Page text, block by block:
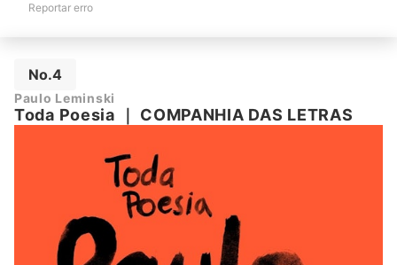
Reportar erro
No.4
Paulo Leminski
Toda Poesia COMPANHIA DAS LETRAS